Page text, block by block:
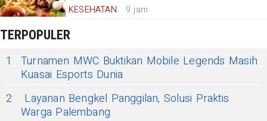
KESEHATAN 9 jam
TERPOPULER
1
Turnamen MWC Buktikan Mobile Legends Masih
Kuasai Esports Dunia
2
Layanan Bengkel Panggilan, Solusi Praktis
Warga Palembang